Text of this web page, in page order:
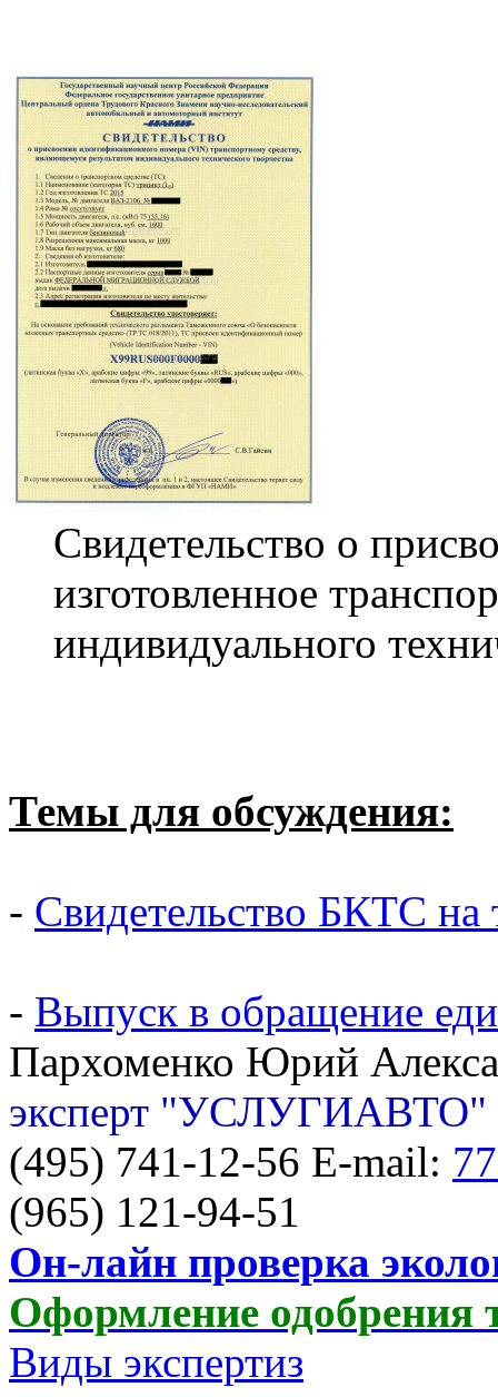
Свидетельство о
изготовленное
индивидуального
Темы для обсуждения:
- Свидетельство БКТС
- Выпуск в обращение
Пархоменко Юрий
эксперт "УСЛУГИАВТО"
(495) 741-12-56 E-mail:
(965) 121-94-51
Он-лайн проверка
Оформление
Виды экспертиз